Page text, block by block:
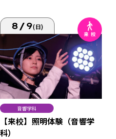
8/9(日)
音響学科
【来校】照明体験（音響学
科）